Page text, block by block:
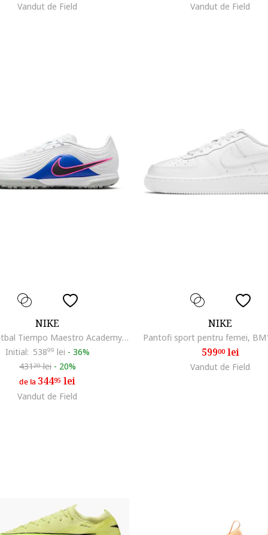
Vandut de Field Vandut de Field
NIKE
Ghete fotbal Tiempo Maestro Academy TF, Alb
Initial: 53899 lei - 36%
43120lei - 20%
de la 34495 lei
Vandut de Field
NIKE
Pantofi sport pentru femei,
59900lei
Vandut de Field